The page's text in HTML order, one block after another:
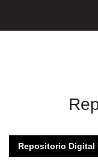
Repositorio Digital